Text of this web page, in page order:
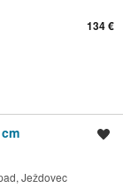
134 €
Ježdovec